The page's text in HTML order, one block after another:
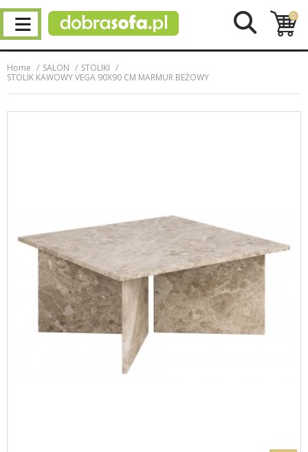
0
Home SALON
STOLIKI
STOLIK KAWOWY VEGA 90X90 CM MARMUR BEŻOWY